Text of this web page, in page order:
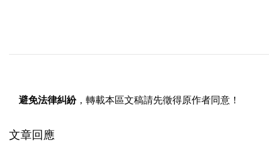
避免法律糾紛，轉載本區文稿請先徵得原作者同意！
文章回應